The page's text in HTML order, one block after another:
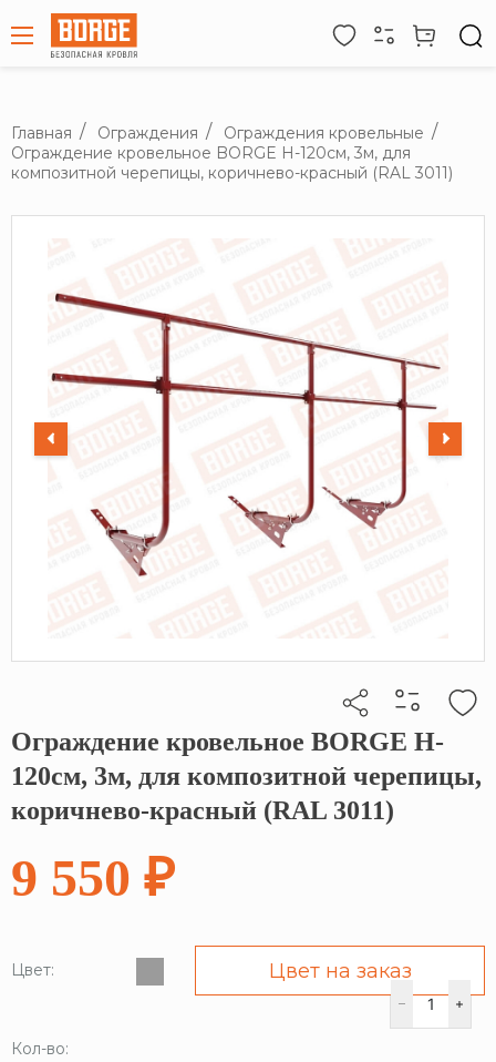
Главная Ограждения
Ограждения кровельные
Ограждение кровельное BORGE H-120см, 3м, для
композитной черепицы, коричнево-красный (RAL 3011)
Кликните, чтобы скопировать прямую ссылку
Ограждение кровельное BORGE H-
120см, 3м, для композитной черепицы,
коричнево-красный (RAL 3011)
9 550 ₽
Цвет: Цвет на заказ
Кол-во: